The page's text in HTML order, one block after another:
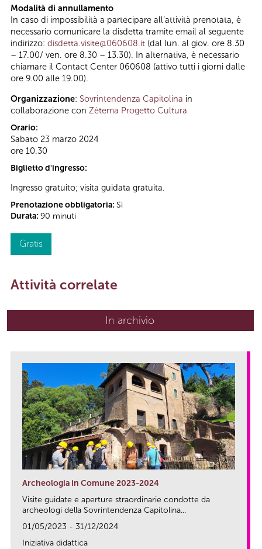
Modalità di annullamento
In caso di impossibilità a partecipare all’attività prenotata, è
necessario comunicare la disdetta tramite email al seguente
indirizzo: disdetta.visite@060608.it (dal lun. al giov. ore 8.30
– 17.00/ ven. ore 8.30 – 13.30). In alternativa, è necessario
chiamare il Contact Center 060608 (attivo tutti i giorni dalle
ore 9.00 alle 19.00).
Organizzazione: Sovrintendenza Capitolina in
collaborazione con Zètema Progetto Cultura
Orario:
Sabato 23 marzo 2024
ore 10.30
Biglietto d'ingresso:
Ingresso gratuito; visita guidata gratuita.
Prenotazione obbligatoria: Sì
Durata: 90 minuti
Gratis
Attività correlate
In archivio
Archeologia in Comune 2023-2024
Visite guidate e aperture straordinarie condotte da
archeologi della Sovrintendenza Capitolina...
01/05/2023 - 31/12/2024
Iniziativa didattica